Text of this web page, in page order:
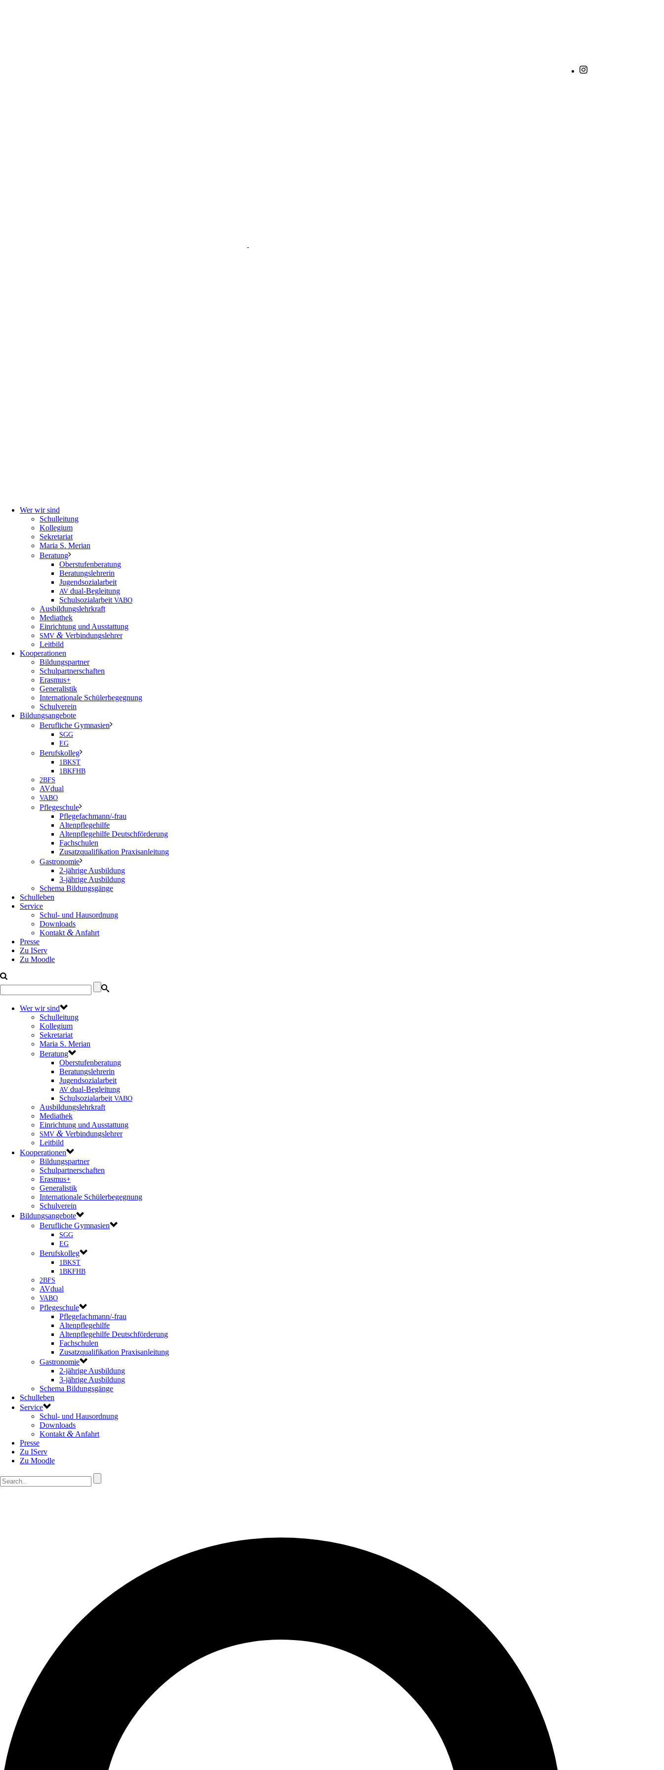
Wer wir sind
Schulleitung
Kollegium
Sekretariat
Maria S. Merian
Beratung
Oberstufenberatung
Beratungslehrerin
Jugendsozialarbeit
AV dual-Begleitung
Schulsozialarbeit VABO
Ausbildungslehrkraft
Mediathek
Einrichtung und Ausstattung
SMV & Verbindungslehrer
Leitbild
Kooperationen
Bildungspartner
Schulpartnerschaften
Erasmus+
Generalistik
Internationale Schülerbegegnung
Schulverein
Bildungsangebote
Berufliche Gymnasien
SGG
EG
Berufskolleg
1BKST
1BKFHB
2BFS
AVdual
VABO
Pflegeschule
Pflegefachmann/-frau
Altenpflegehilfe
Altenpflegehilfe Deutschförderung
Fachschulen
Zusatzqualifikation Praxisanleitung
Gastronomie
2-jährige Ausbildung
3-jährige Ausbildung
Schema Bildungsgänge
Schulleben
Service
Schul- und Hausordnung
Downloads
Kontakt & Anfahrt
Presse
Zu IServ
Zu Moodle
Wer wir sind
Schulleitung
Kollegium
Sekretariat
Maria S. Merian
Beratung
Oberstufenberatung
Beratungslehrerin
Jugendsozialarbeit
AV dual-Begleitung
Schulsozialarbeit VABO
Ausbildungslehrkraft
Mediathek
Einrichtung und Ausstattung
SMV & Verbindungslehrer
Leitbild
Kooperationen
Bildungspartner
Schulpartnerschaften
Erasmus+
Generalistik
Internationale Schülerbegegnung
Schulverein
Bildungsangebote
Berufliche Gymnasien
SGG
EG
Berufskolleg
1BKST
1BKFHB
2BFS
AVdual
VABO
Pflegeschule
Pflegefachmann/-frau
Altenpflegehilfe
Altenpflegehilfe Deutschförderung
Fachschulen
Zusatzqualifikation Praxisanleitung
Gastronomie
2-jährige Ausbildung
3-jährige Ausbildung
Schema Bildungsgänge
Schulleben
Service
Schul- und Hausordnung
Downloads
Kontakt & Anfahrt
Presse
Zu IServ
Zu Moodle